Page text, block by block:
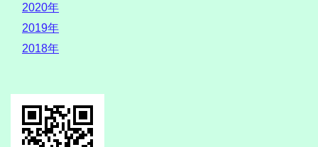
2020年
2019年
2018年